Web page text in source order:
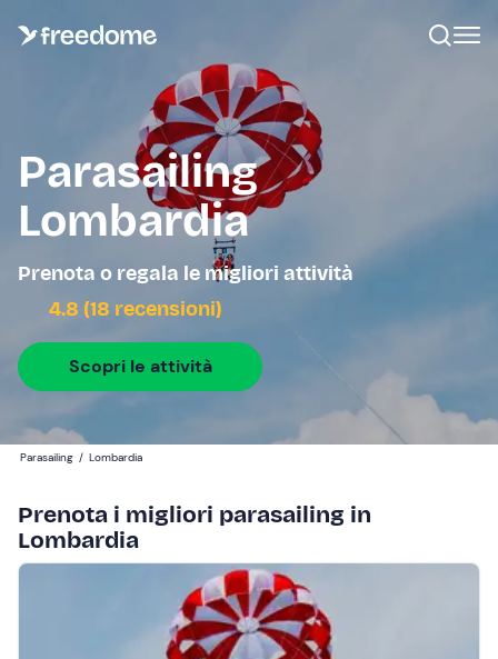
Parasailing
Lombardia
Prenota o regala le migliori attività
4.8 (18 recensioni)
Scopri le attività
Parasailing / Lombardia
Prenota i migliori parasailing in
Lombardia